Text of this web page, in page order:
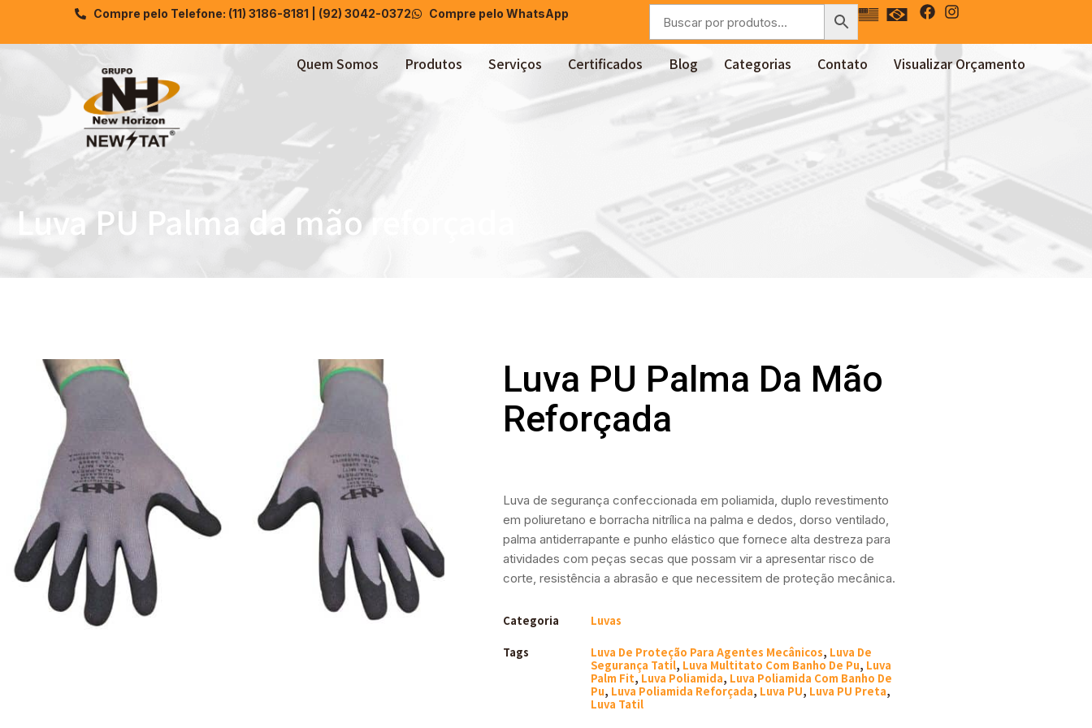
Compre pelo Telefone: (11) 3186-8181 | (92) 3042-0372 Compre pelo WhatsApp
Quem Somos Produtos Serviços Certificados Blog Categorias Contato Visualizar Orçamento
Luva PU Palma da mão reforçada
Luva PU Palma Da Mão
Reforçada
Luva de segurança confeccionada em poliamida, duplo revestimento
em poliuretano e borracha nitrílica na palma e dedos, dorso ventilado,
palma antiderrapante e punho elástico que fornece alta destreza para
atividades com peças secas que possam vir a apresentar risco de
corte, resistência a abrasão e que necessitem de proteção mecânica.
Categoria Luvas
Tags Luva De Proteção Para Agentes Mecânicos, Luva De
Segurança Tatil, Luva Multitato Com Banho De Pu, Luva
Palm Fit,Luva Poliamida, Luva Poliamida Com Banho De
Pu, Luva Poliamida Reforçada, Luva PU, Luva PU Preta,
Luva Tatil